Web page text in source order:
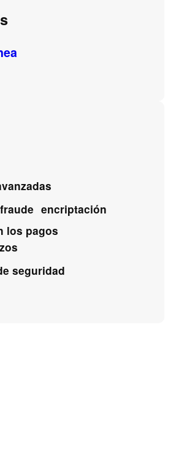
encriptación
los pagos
seguridad